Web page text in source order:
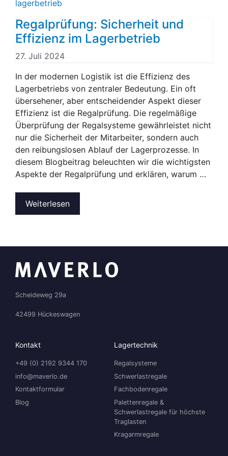
Regalprüfung: Sicherheit und
Effizienz im Lagerbetrieb
27. Juli 2024
In der modernen Logistik ist die Effizienz des
Lagerbetriebs von zentraler Bedeutung. Ein oft
übersehener, aber entscheidender Aspekt dieser
Effizienz ist die Regalprüfung. Die regelmäßige
Überprüfung der Regalsysteme gewährleistet nicht
nur die Sicherheit der Mitarbeiter, sondern auch
den reibungslosen Ablauf der Lagerprozesse. In
diesem Blogbeitrag beleuchten wir die wichtigsten
Aspekte der Regalprüfung und erklären, warum …
Weiterlesen
Scheideweg 29a
42499 Hückeswagen
Kontakt
+49 (0) 2192 9344 170
info@maverlo.de
Kontaktformular
Blog
Lagertechnik
Regalsysteme
Schwerlastregale
Fachbodenregale
Palettenregale &
Schwerlastregale für höchste
Traglasten
Kragarmregale